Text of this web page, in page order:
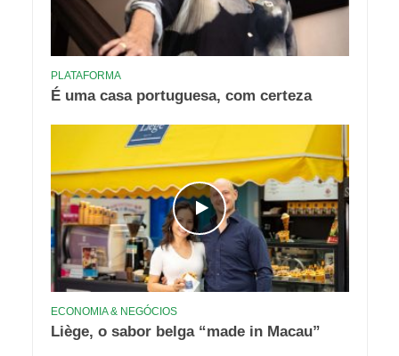
PLATAFORMA
É uma casa portuguesa, com certeza
ECONOMIA & NEGÓCIOS
Liège, o sabor belga “made in Macau”